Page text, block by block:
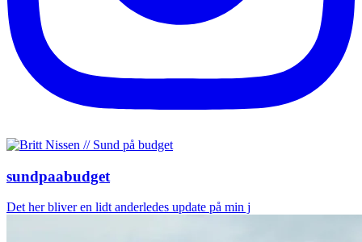
sundpaabudget
Det her bliver en lidt anderledes update på min j